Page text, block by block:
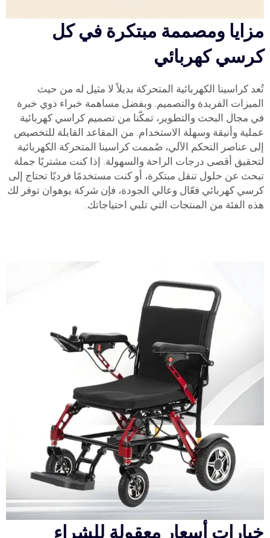
مزايا ومصممة مبتكرة في كل
كرسي كهربائي
تُعد كراسينا الكهربائية المتحركة بديلاً لا مثيل له من حيث
الميزات الفريدة والتصميم. وبفضل مساهمة خبراء ذوي خبرة
في مجال البحث والتطوير، تمكّنا من تصميم كراسي كهربائية
عملية وأنيقة وسهلة الاستخدام. من المقاعد القابلة للتخصيص
إلى عناصر التحكم الآلي، صُممت كراسينا المتحركة الكهربائية
لتحقيق أقصى درجات الراحة والسهولة. إذا كنت مشتريًا جملة
تبحث عن حلول تنقل مبتكرة، أو كنت مستخدمًا فرديًا تحتاج إلى
كرسي كهربائي فعّال وعالي الجودة، فإن شركة يوهوان توفر لك
هذه الفئة من المنتجات التي تلبي احتياجاتك.
خيارات أسعار معقولة للشراء